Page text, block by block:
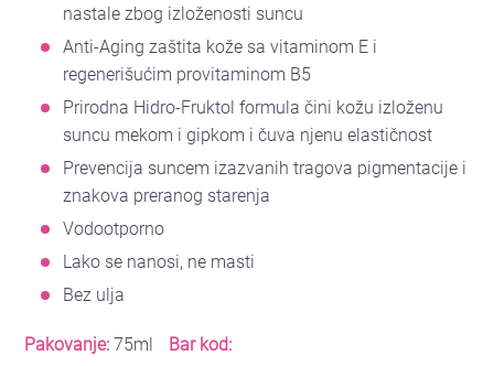
nastale zbog izloženosti suncu
Anti-Aging zaštita kože sa vitaminom E i
regenerišućim provitaminom B5
Prirodna Hidro-Fruktol formula čini kožu izloženu
suncu mekom i gipkom i čuva njenu elastičnost
Prevencija suncem izazvanih tragova pigmentacije i
znakova preranog starenja
Vodootporno
Lako se nanosi, ne masti
Bez ulja
Pakovanje:75ml Bar kod: